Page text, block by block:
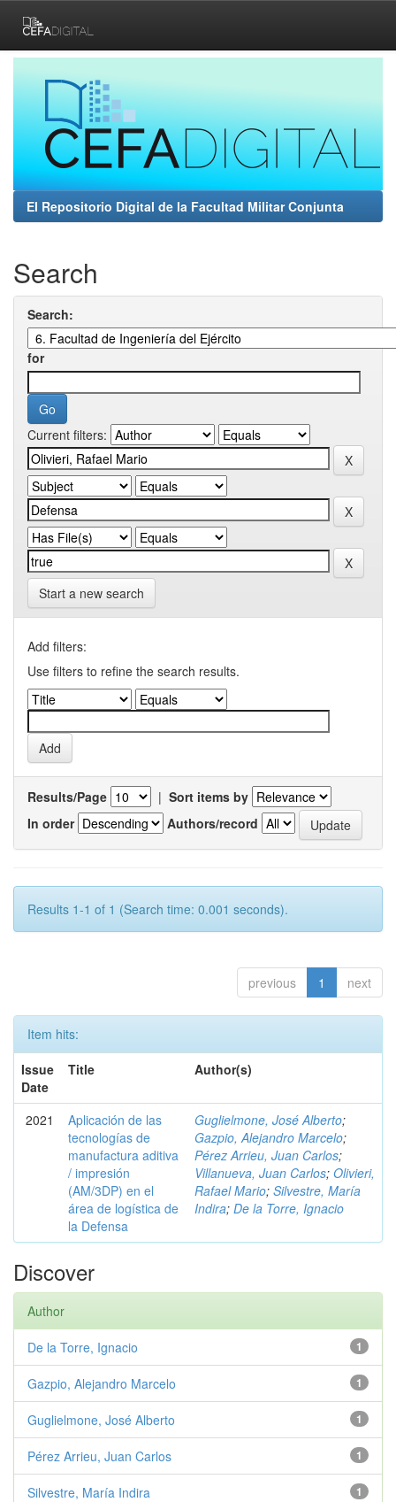
navigation
El Repositorio Digital de la Facultad Militar Conjunta
Search
Search:
for
Current filters:
Start a new search
Add filters:
Use filters to refine the search results.
Results/Page | Sort items by
In order
Authors/record
Results 1-1 of 1 (Search time: 0.001 seconds).
previous 1 next
Item hits:
Issue
Date
Title Author(s)
2021
Aplicación de las
tecnologías de
manufactura aditiva
/ impresión
(AM/3DP) en el
área de logística de
la Defensa
Guglielmone, José Alberto;
Gazpio, Alejandro Marcelo;
Pérez Arrieu, Juan Carlos;
Villanueva, Juan Carlos; Olivieri,
Rafael Mario; Silvestre, María
Indira; De la Torre, Ignacio
Discover
Author
1
De la Torre, Ignacio
1
Gazpio, Alejandro Marcelo
1
Guglielmone, José Alberto
1
Pérez Arrieu, Juan Carlos
1
Silvestre, María Indira